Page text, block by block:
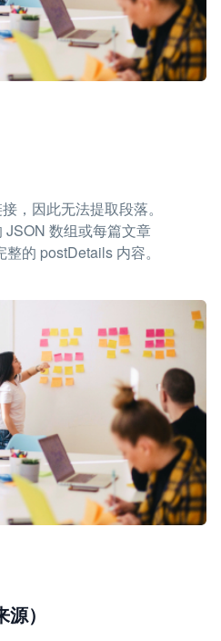
，因此无法提取段落。
数组或每篇文章
的 postDetails 内容。
）